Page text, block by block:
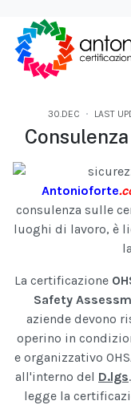
30.DEC LAST
Antonioforte
consulenza sulle
luoghi di lavoro, è
la
La certificazione
Safety
aziende devono
operino in
e organizzativo
all'interno del D.lgs.
legge la